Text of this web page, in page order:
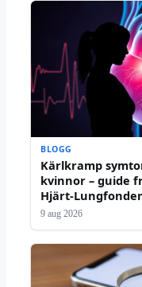
BLOGG
Kärlkramp
kvinnor – guide
Hjärt-
9 aug 2026